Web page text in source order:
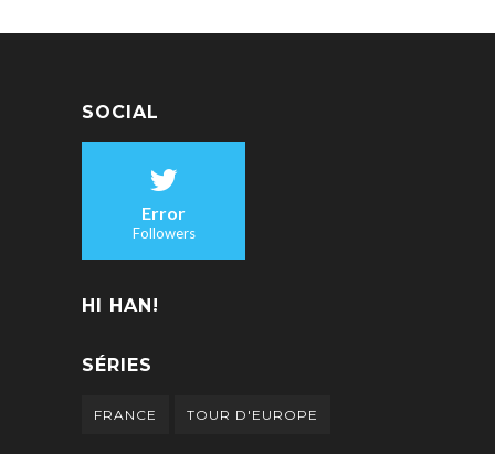
SOCIAL
Error
Followers
HI HAN!
SÉRIES
FRANCE TOUR D'EUROPE